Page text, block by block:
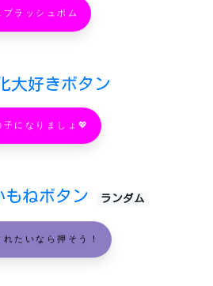
プラッシュボム
大好きボタン
子になりましょ💖
もねボタン ランダム
れたいなら押そう！